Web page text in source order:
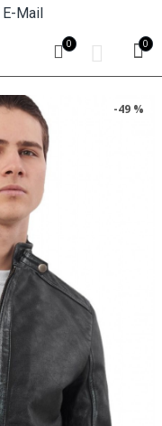
E-Mail
0 0
-49 %